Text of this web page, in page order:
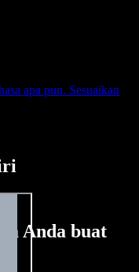
apa pun. Sesuaikan
Anda buat